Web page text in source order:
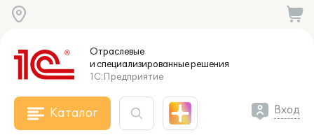
Отраслевые
и специализированныерешения
1С:Предприятие
Каталог Вход